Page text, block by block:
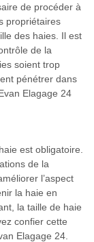
de procéder à
propriétaires
des haies. Il est
de la
soient trop
pénétrer dans
Elagage 24
est obligatoire.
de la
l’aspect
la haie en
la taille de haie
confier cette
Elagage 24.